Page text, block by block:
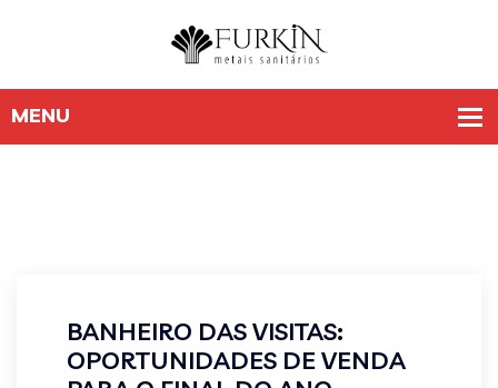
BANHEIRO DAS VISITAS:
OPORTUNIDADES DE VENDA